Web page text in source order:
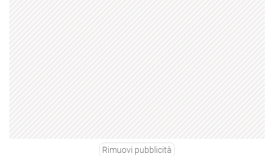
Rimuovi pubblicità